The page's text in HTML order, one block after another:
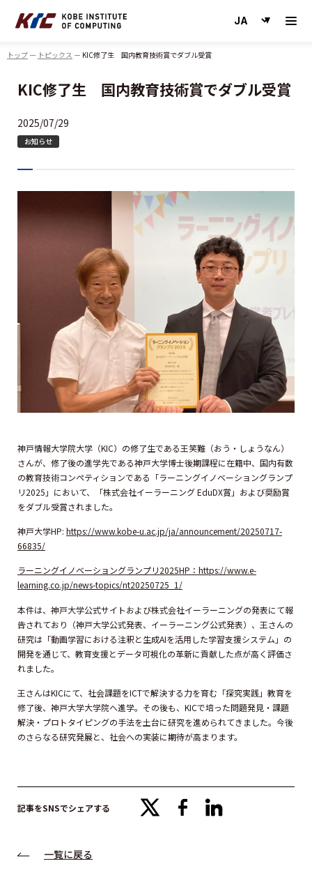
トップ トピックス KIC修了生 国内教育技術賞でダブル受賞
KIC修了生 国内教育技術賞でダブル受賞
2025/07/29
お知らせ
神戸情報大学院大学（KIC）の修了生である王笑難（おう・しょうなん）
さんが、修了後の進学先である神戸大学博士後期課程に在籍中、国内有数
の教育技術コンペティションである「ラーニングイノベーショングランプ
リ2025」において、「株式会社イーラーニング EduDX賞」および奨励賞
をダブル受賞されました。
神戸大学HP: https://www.kobe-u.ac.jp/ja/announcement/20250717-
66835/
ラーニングイノベーショングランプリ2025HP：https://www.e-
learning.co.jp/news-topics/nt20250725_1/
本件は、神戸大学公式サイトおよび株式会社イーラーニングの発表にて報
告されており（神戸大学公式発表、イーラーニング公式発表）、王さんの
研究は「動画学習における注釈と生成AIを活用した学習支援システム」の
開発を通じて、教育支援とデータ可視化の革新に貢献した点が高く評価さ
れました。
王さんはKICにて、社会課題をICTで解決する力を育む「探究実践」教育を
修了後、神戸大学大学院へ進学。その後も、KICで培った問題発見・課題
解決・プロトタイピングの手法を土台に研究を進められてきました。今後
のさらなる研究発展と、社会への実装に期待が高まります。
記事をSNSでシェアする facebooklinkedin
一覧に戻る